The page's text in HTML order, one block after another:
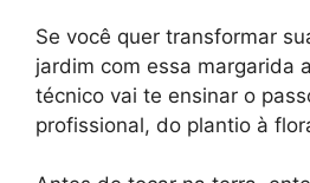
Se você quer transformar
jardim com essa margarida
técnico vai te ensinar o
profissional, do plantio à